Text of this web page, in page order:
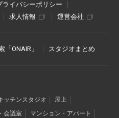
ライバシーポリシー
求人情報 運営会社
ONAIR」 スタジオまとめ
ッチンスタジオ
屋上
会議室
マンション・アパート